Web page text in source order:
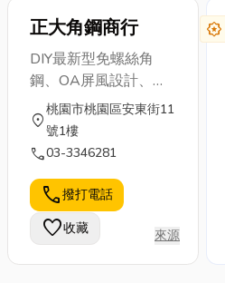
正大角鋼商行
DIY最新型免螺絲角
鋼、OA屏風設計、宿
舍床、桌椅、鐵櫃、金
庫、角鋼架、歡迎來電
洽詢。
location_on
桃園市桃園區安東街11
號1樓
call03-3346281
call撥打電話
favorite收藏 來源
award_star